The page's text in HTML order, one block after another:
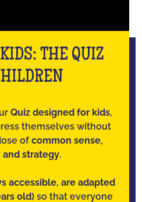
THE QUIZ
Quiz designed for kids,
themselves without
of common sense,
and strategy.
accessible, are adapted
old) so that everyone